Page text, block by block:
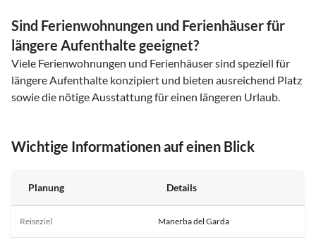
Sind Ferienwohnungen und Ferienhäuser für
längere Aufenthalte geeignet?
Viele Ferienwohnungen und Ferienhäuser sind speziell für
längere Aufenthalte konzipiert und bieten ausreichend Platz
sowie die nötige Ausstattung für einen längeren Urlaub.
Wichtige Informationen auf einen Blick
Planung Details
Reiseziel Manerba del Garda